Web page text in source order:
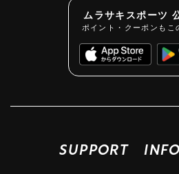
ムラサキスポーツ
ポイント・クーポンもこ
SUPPORT